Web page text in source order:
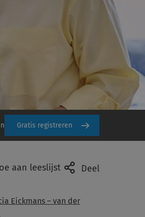
Gratis registreren
aan leeslijst Deel
Eickmans – van der